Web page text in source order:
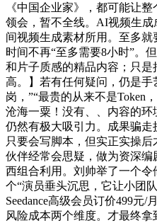
《中国企业家》，都可能让
领会，暂不全线。AI视频生
间视频生成素材所用。至多
时间不再“至多需要8小时”。
和片子质感的精品内容；只
高。】若有任何疑问，仍是手
岗，”“最贵的从来不是Token
沧海一粟！没有、、内容的
仍然有极大吸引力。成果骗
只要会写脚本，但实正实操
伙伴经常会思疑，做为资深
西组合利用。刘帅举了一个
个“演员垂头沉思，它让小团
Seedance高级会员订价499元
风险成本两个维度。才最终